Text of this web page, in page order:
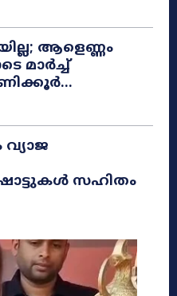
ആളെണ്ണം
മാർച്ച്
സഹിതം